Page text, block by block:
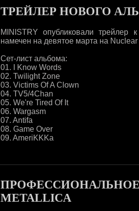
ТРЕЙЛЕР НОВОГО
MINISTRY опубликовали трейлер
намечен на девятое марта на
Сет-лист альбома:
01. I Know Words
02. Twilight Zone
03. Victims Of A Clown
04. TV5/4Chan
05. We're Tired Of It
06. Wargasm
07. Antifa
08. Game Over
09. AmeriKKKa
METALLICA